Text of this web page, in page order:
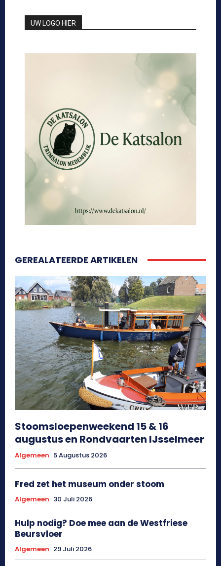
UW LOGO HIER
GEREALATEERDE ARTIKELEN
Stoomsloepenweekend 15 & 16
augustus en Rondvaarten IJsselmeer
Algemeen 5 Augustus 2026
Fred zet het museum onder stoom
Algemeen 30 Juli 2026
Hulp nodig? Doe mee aan de Westfriese
Beursvloer
Algemeen 29 Juli 2026